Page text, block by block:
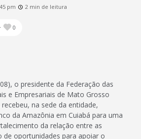
pm
2 min de leitura
0
o presidente da Federação das
e Empresariais de Mato Grosso
na sede da entidade,
da Amazônia em Cuiabá para uma
da relação entre as
de oportunidades para apoiar o